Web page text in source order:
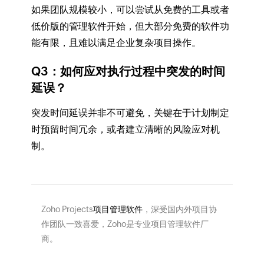
如果团队规模较小，可以尝试从免费的工具或者
低价版的管理软件开始，但大部分免费的软件功
能有限，且难以满足企业复杂项目操作。
Q3：如何应对执行过程中突发的时间
延误？
突发时间延误并非不可避免，关键在于计划制定
时预留时间冗余，或者建立清晰的风险应对机
制。
Zoho Projects项目管理软件，深受国内外项目协
作团队一致喜爱，Zoho是专业项目管理软件厂
商。